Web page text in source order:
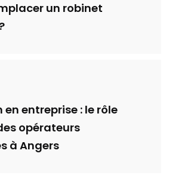
un robinet
entreprise : le rôle
opérateurs
à Angers